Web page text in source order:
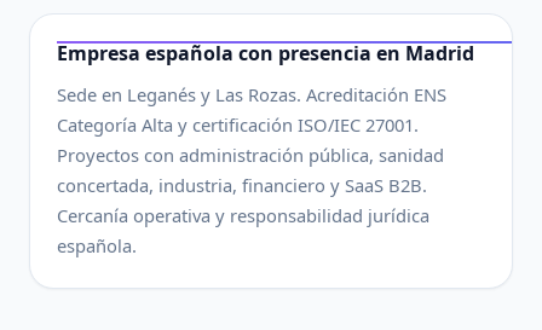
Empresa española con presencia en Madrid
Sede en Leganés y Las Rozas. Acreditación ENS
Categoría Alta y certificación ISO/IEC 27001.
Proyectos con administración pública, sanidad
concertada, industria, financiero y SaaS B2B.
Cercanía operativa y responsabilidad jurídica
española.